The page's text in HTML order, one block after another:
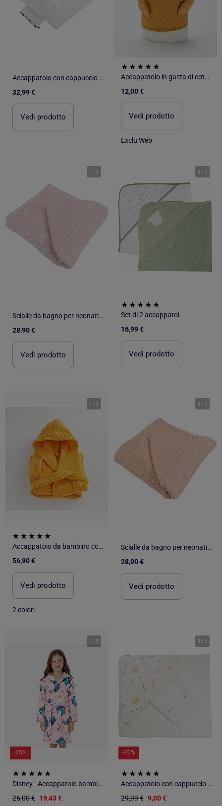
Accappatoio con cappuccio in garza di cotone e guanto con fantasia leopardata per - SAUTHON
32,99 €
Vedi prodotto
Accappatoio in garza di cotone
12,00 €
Vedi prodotto
Exclu Web
1 / 5
Scialle da bagno per neonati da ricamare con nastro Aïda – Aidelle
28,90 €
Vedi prodotto
1 / 5
Set di 2 accappatoi
16,99 €
Vedi prodotto
1 / 5
Accappatoio da bambino con cappuccio in spugna di cotone boucl? COCOON
56,90 €
Vedi prodotto
2 colori
1 / 5
Scialle da bagno per neonati da ricamare con nastro Aïda – Aidelle
28,90 €
Vedi prodotto
1 / 5
-25%
Disney - Accappatoio bambina
26,00 € 19,43 €
1 / 5
-70%
Accappatoio con cappuccio OEKO-TEX®
29,99 € 9,00 €